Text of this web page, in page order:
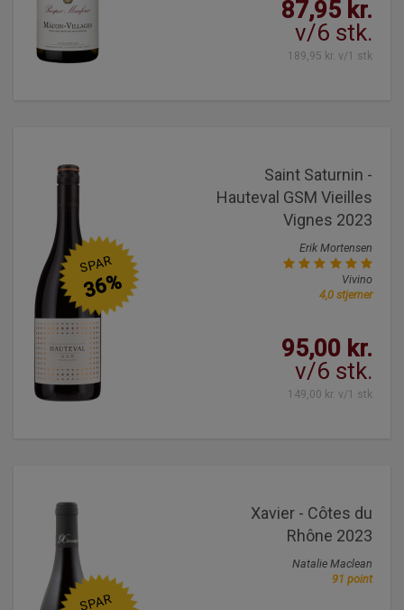
87,95 kr.
v/6 stk.
189,95 kr. v/1 stk
Saint Saturnin -
Hauteval GSM Vieilles
Vignes 2023
Erik Mortensen
Vivino
4,0 stjerner
95,00 kr.
v/6 stk.
149,00 kr. v/1 stk
SPAR
36%
Xavier - Côtes du
Rhône 2023
Natalie Maclean
91 point
SPAR